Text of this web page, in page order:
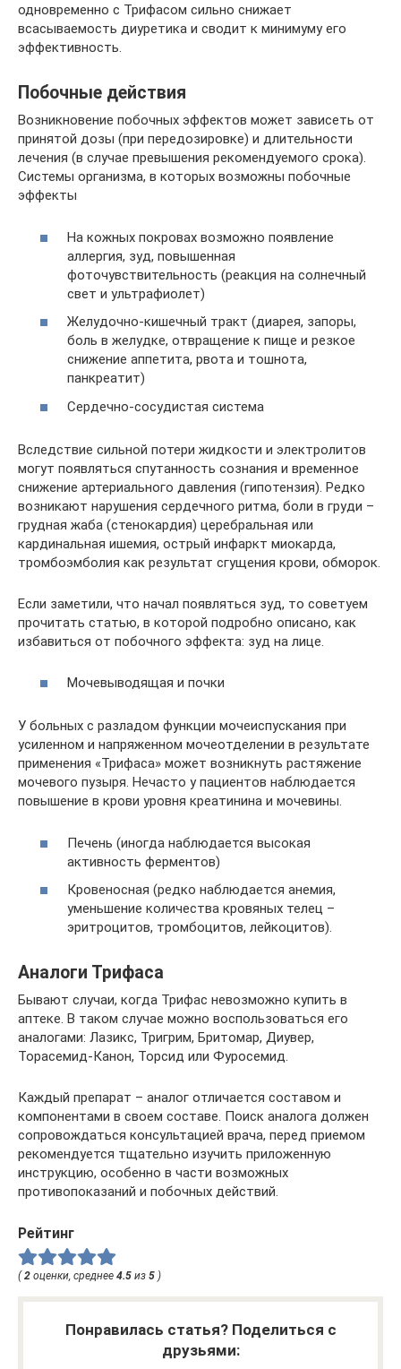
одновременно с Трифасом сильно снижает
всасываемость диуретика и сводит к минимуму его
эффективность.
Побочные действия
Возникновение побочных эффектов может зависеть от
принятой дозы (при передозировке) и длительности
лечения (в случае превышения рекомендуемого срока).
Системы организма, в которых возможны побочные
эффекты
На кожных покровах возможно появление
аллергия, зуд, повышенная
фоточувствительность (реакция на солнечный
свет и ультрафиолет)
Желудочно-кишечный тракт (диарея, запоры,
боль в желудке, отвращение к пище и резкое
снижение аппетита, рвота и тошнота,
панкреатит)
Сердечно-сосудистая система
Вследствие сильной потери жидкости и электролитов
могут появляться спутанность сознания и временное
снижение артериального давления (гипотензия). Редко
возникают нарушения сердечного ритма, боли в груди –
грудная жаба (стенокардия) церебральная или
кардинальная ишемия, острый инфаркт миокарда,
тромбоэмболия как результат сгущения крови, обморок.
Если заметили, что начал появляться зуд, то советуем
прочитать статью, в которой подробно описано, как
избавиться от побочного эффекта: зуд на лице.
Мочевыводящая и почки
У больных с разладом функции мочеиспускания при
усиленном и напряженном мочеотделении в результате
применения «Трифаса» может возникнуть растяжение
мочевого пузыря. Нечасто у пациентов наблюдается
повышение в крови уровня креатинина и мочевины.
Печень (иногда наблюдается высокая
активность ферментов)
Кровеносная (редко наблюдается анемия,
уменьшение количества кровяных телец –
эритроцитов, тромбоцитов, лейкоцитов).
Аналоги Трифаса
Бывают случаи, когда Трифас невозможно купить в
аптеке. В таком случае можно воспользоваться его
аналогами: Лазикс, Тригрим, Бритомар, Диувер,
Торасемид-Канон, Торсид или Фуросемид.
Каждый препарат – аналог отличается составом и
компонентами в своем составе. Поиск аналога должен
сопровождаться консультацией врача, перед приемом
рекомендуется тщательно изучить приложенную
инструкцию, особенно в части возможных
противопоказаний и побочных действий.
Рейтинг
(2 оценки, среднее 4.5 из 5 )
Понравилась статья? Поделиться с
друзьями: